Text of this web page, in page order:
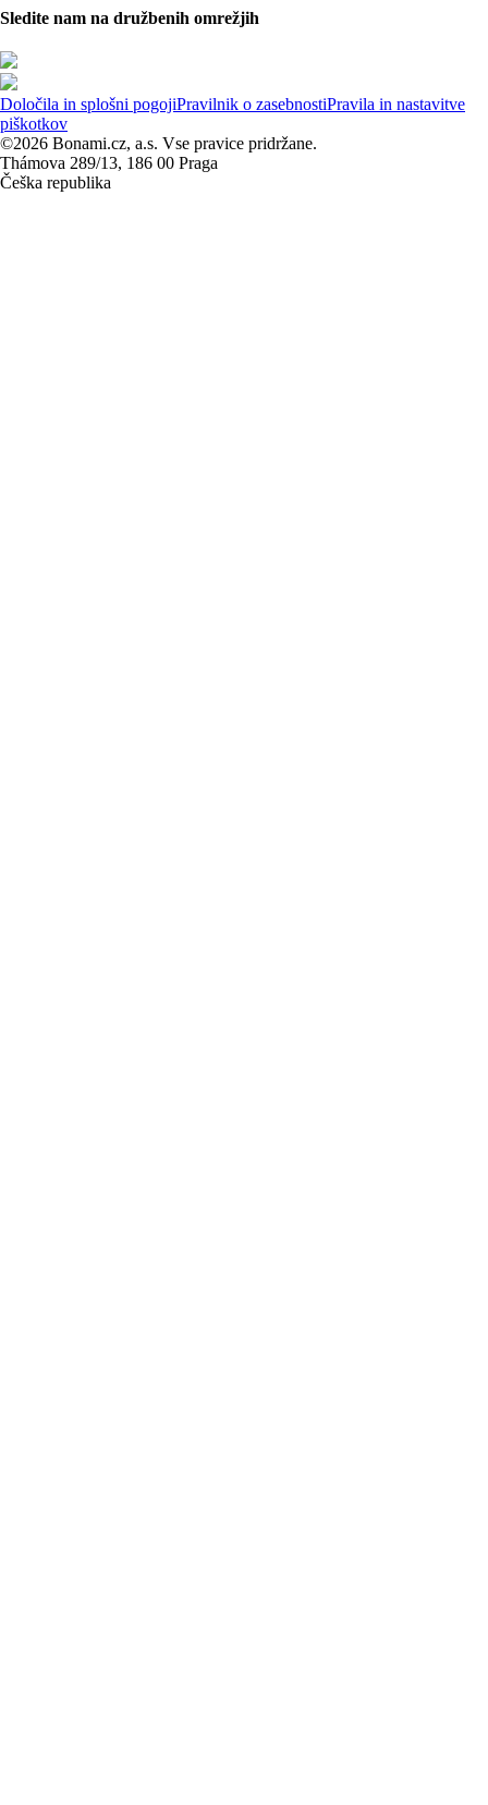
Sledite nam na družbenih omrežjih
Določila in splošni pogojiPravilnik o zasebnostiPravila in nastavitve
piškotkov
©2026 Bonami.cz, a.s. Vse pravice pridržane.
Thámova 289/13, 186 00 Praga
Češka republika